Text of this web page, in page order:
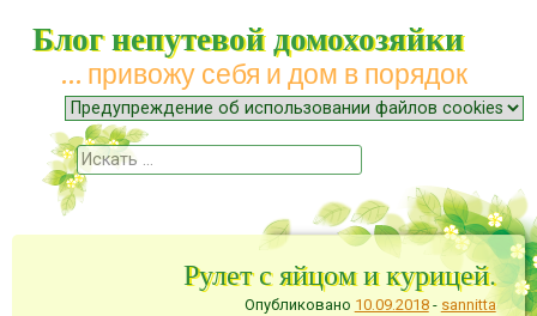
Блог непутевой домохозяйки
… привожу себя и дом в порядок
Меню
Наверх
Поиск
Рулет с яйцом и курицей.
Опубликовано 10.09.2018- sannitta